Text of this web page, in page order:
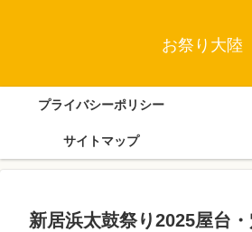
お祭り大陸
プライバシーポリシー
サイトマップ
新居浜太鼓祭り2025屋台